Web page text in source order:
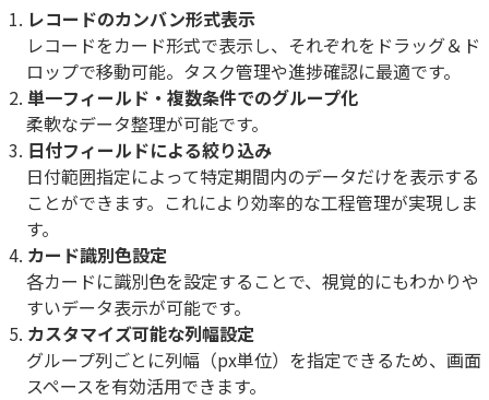
レコードのカンバン形式表示
レコードをカード形式で表示し、それぞれをドラッグ＆ド
ロップで移動可能。タスク管理や進捗確認に最適です。
単一フィールド・複数条件でのグループ化
柔軟なデータ整理が可能です。
日付フィールドによる絞り込み
日付範囲指定によって特定期間内のデータだけを表示する
ことができます。これにより効率的な工程管理が実現しま
す。
カード識別色設定
各カードに識別色を設定することで、視覚的にもわかりや
すいデータ表示が可能です。
カスタマイズ可能な列幅設定
グループ列ごとに列幅（px単位）を指定できるため、画面
スペースを有効活用できます。